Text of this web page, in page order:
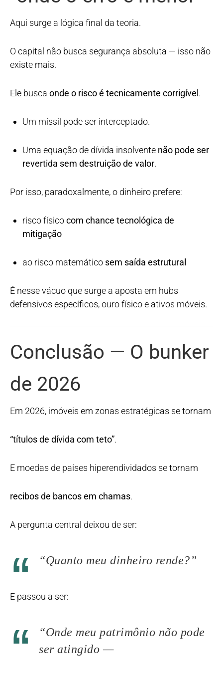
Aqui surge a lógica final da teoria.
O capital não busca segurança absoluta — isso não
existe mais.
Ele busca onde o risco é tecnicamente corrigível.
Um míssil pode ser interceptado.
Uma equação de dívida insolvente não pode ser
revertida sem destruição de valor.
Por isso, paradoxalmente, o dinheiro prefere:
risco físicocom chance tecnológica de
mitigação
ao risco matemático sem saída estrutural
É nesse vácuo que surge a aposta em hubs
defensivos específicos, ouro físico e ativos móveis.
Conclusão — O bunker
de 2026
Em 2026, imóveis em zonas estratégicas se tornam
“títulos de dívida com teto”.
E moedas de países hiperendividados se tornam
recibos de bancos em chamas.
A pergunta central deixou de ser:
“Quanto meu dinheiro rende?”
E passou a ser:
“Onde meu patrimônio não pode
ser atingido —